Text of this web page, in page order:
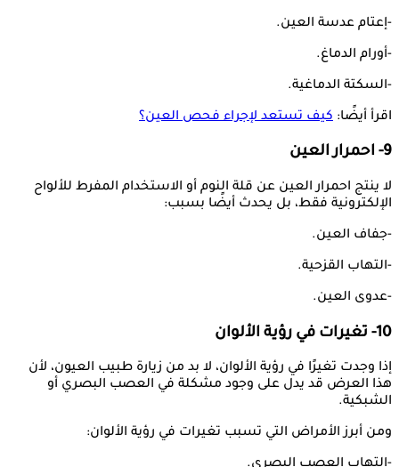
-إعتام عدسة العين.
-أورام الدماغ.
-السكتة الدماغية.
اقرأ أيضًا: كيف تستعد لإجراء فحص العين؟
9- احمرار العين
لا ينتج احمرار العين عن قلة النوم أو الاستخدام المفرط للألواح
الإلكترونية فقط، بل يحدث أيضًا بسبب:
-جفاف العين.
-التهاب القزحية.
-عدوى العين.
10- تغيرات في رؤية الألوان
إذا وجدت تغيرًا في رؤية الألوان، لا بد من زيارة طبيب العيون، لأن
هذا العرض قد يدل على وجود مشكلة في العصب البصري أو
الشبكية.
ومن أبرز الأمراض التي تسبب تغيرات في رؤية الألوان: